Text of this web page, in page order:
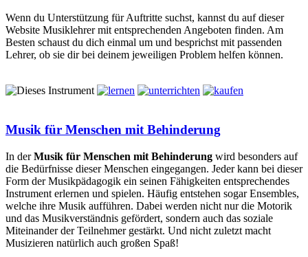
Wenn du Unterstützung für Auftritte suchst, kannst du auf dieser
Website Musiklehrer mit entsprechenden Angeboten finden. Am
Besten schaust du dich einmal um und besprichst mit passenden
Lehrer, ob sie dir bei deinem jeweiligen Problem helfen können.
Musik für Menschen mit Behinderung
In derMusik für Menschen mit Behinderung wird besonders auf
die Bedürfnisse dieser Menschen eingegangen. Jeder kann bei dieser
Form der Musikpädagogik ein seinen Fähigkeiten entsprechendes
Instrument erlernen und spielen. Häufig entstehen sogar Ensembles,
welche ihre Musik aufführen. Dabei werden nicht nur die Motorik
und das Musikverständnis gefördert, sondern auch das soziale
Miteinander der Teilnehmer gestärkt. Und nicht zuletzt macht
Musizieren natürlich auch großen Spaß!